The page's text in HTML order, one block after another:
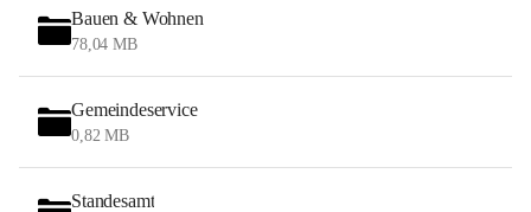
Bauen & Wohnen
78,04 MB
Gemeindeservice
0,82 MB
Standesamt